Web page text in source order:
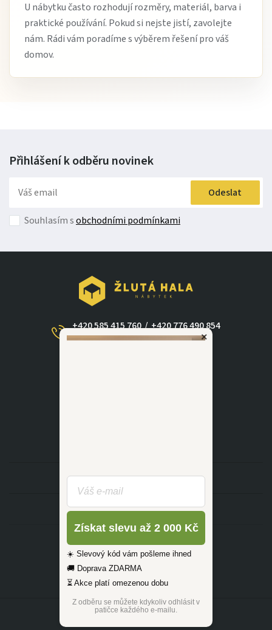
U nábytku často rozhodují rozměry, materiál, barva i
praktické používání. Pokud si nejste jistí, zavolejte
nám. Rádi vám poradíme s výběrem řešení pro váš
domov.
Přihlášení k odběru novinek
Odeslat
Souhlasím sobchodními podmínkami
+420 585 415 760
(Po - Ne 09:00-17:30)
/ +420 776 490 854
KATEGORIE
INFORMACE
©2026 ŽLUTÁ HALA
×
Získat slevu až 2 000 Kč
☀️ Slevový kód vám pošleme ihned
🚚 Doprava ZDARMA
⏳ Akce platí omezenou dobu
Z odběru se můžete kdykoliv odhlásit v
patičce každého e-mailu.